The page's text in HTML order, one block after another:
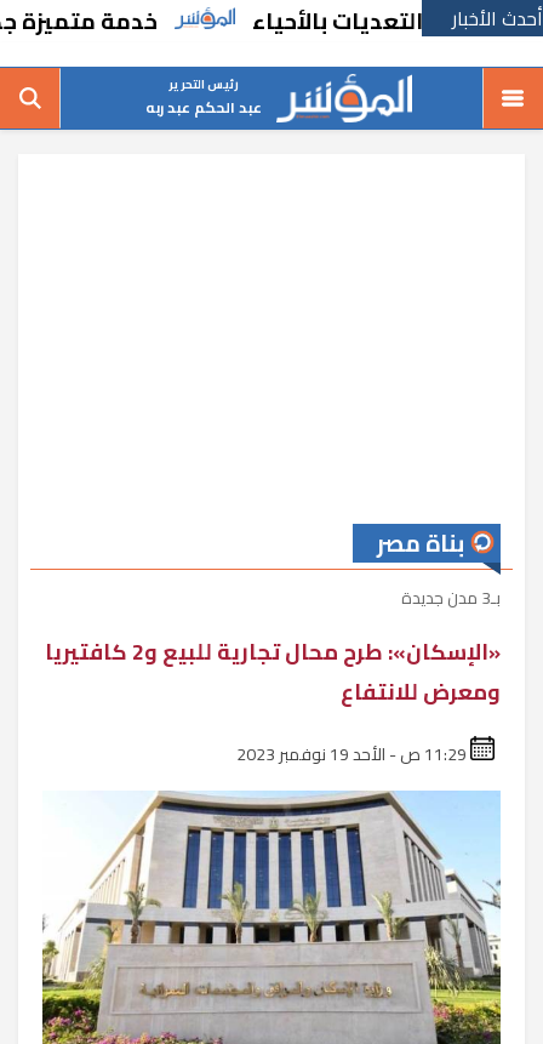
أحدث الأخبار بالأحياء خدمة متميزة جديدة
رئيس التحرير
عبد الحكم عبد ربه
بناة مصر
بـ3 مدن جديدة
«الإسكان»: طرح محال تجارية للبيع و2 كافتيريا
ومعرض للانتفاع